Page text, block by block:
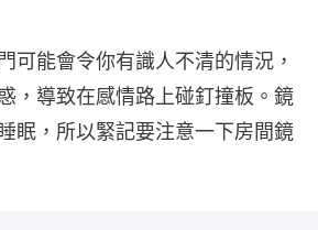
可能會令你有識人不清的情況，
，導致在感情路上碰釘撞板。鏡
眠，所以緊記要注意一下房間鏡